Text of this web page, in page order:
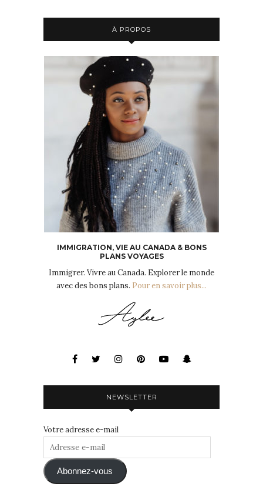
À PROPOS
IMMIGRATION, VIE AU CANADA & BONS
PLANS VOYAGES
Immigrer. Vivre au Canada. Explorer le monde
avec des bons plans. Pour en savoir plus...
NEWSLETTER
Votre adresse e-mail
Adresse
mail Abonnez-vous